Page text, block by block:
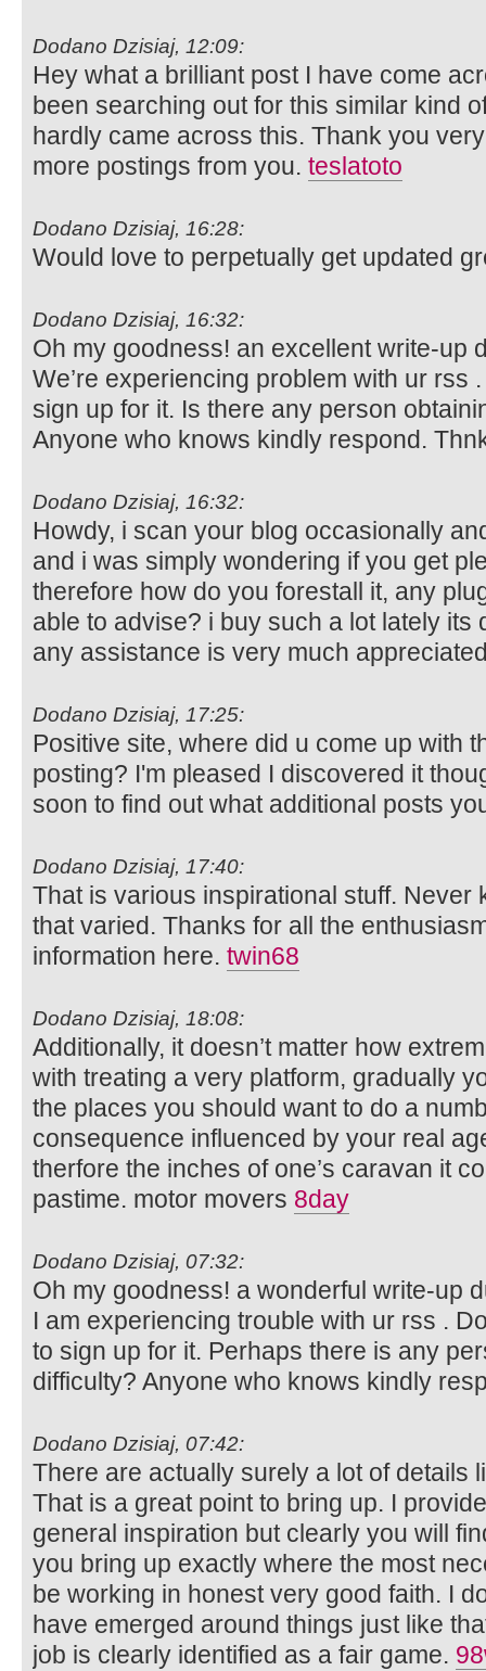
Dodano Dzisiaj, 12:09:
Hey what a brilliant post I have come
been searching out for this similar kind
hardly came across this. Thank you
more postings from you. teslatoto
Dodano Dzisiaj, 16:28:
Would love to perpetually get updated
Dodano Dzisiaj, 16:32:
Oh my goodness! an excellent write-up
We’re experiencing problem with ur rss
sign up for it. Is there any person
Anyone who knows kindly respond.
Dodano Dzisiaj, 16:32:
Howdy, i scan your blog occasionally
and i was simply wondering if you get
therefore how do you forestall it, any
able to advise? i buy such a lot lately its
any assistance is very much
Dodano Dzisiaj, 17:25:
Positive site, where did u come up with
posting? I'm pleased I discovered it
soon to find out what additional posts
Dodano Dzisiaj, 17:40:
That is various inspirational stuff. Never
that varied. Thanks for all the
information here. twin68
Dodano Dzisiaj, 18:08:
Additionally, it doesn’t matter how
with treating a very platform, gradually
the places you should want to do a
consequence influenced by your real
therfore the inches of one’s caravan it
pastime. motor movers 8day
Dodano Dzisiaj, 07:32:
Oh my goodness! a wonderful write-up
I am experiencing trouble with ur rss .
to sign up for it. Perhaps there is any
difficulty? Anyone who knows kindly
Dodano Dzisiaj, 07:42:
There are actually surely a lot of details
That is a great point to bring up. I
general inspiration but clearly you will
you bring up exactly where the most
be working in honest very good faith. I
have emerged around things just like
job is clearly identified as a fair game.